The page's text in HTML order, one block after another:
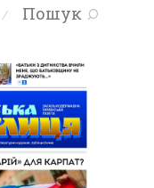
⁄ Пошук